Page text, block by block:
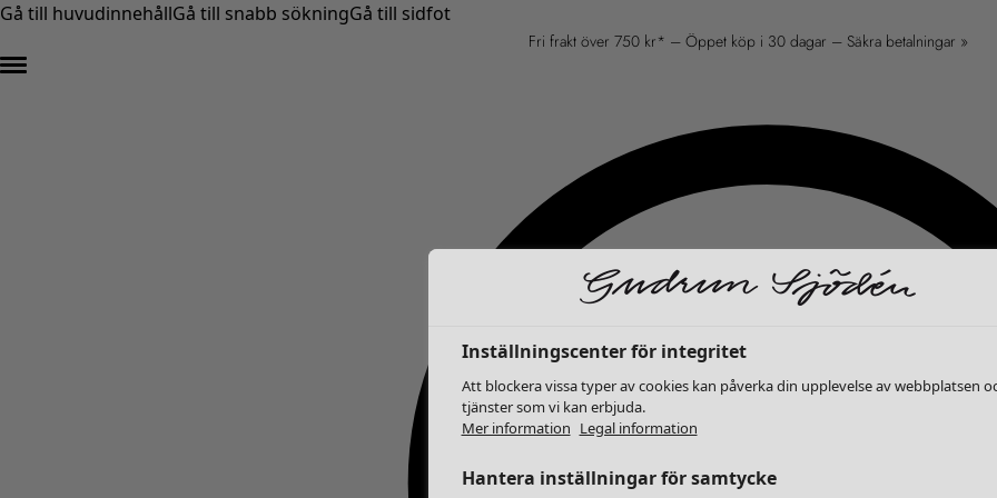
Gå till huvudinnehållGå till snabb sökningGå till sidfot
Fri frakt över 750 kr* – Öppet köp i 30 dagar – Säkra betalningar »
Inställningscenter för integritet
Att blockera vissa typer av cookies kan påverka din upplevelse av webbplatsen
tjänster som vi kan erbjuda.
Mer information Legal information
Hantera inställningar för samtycke